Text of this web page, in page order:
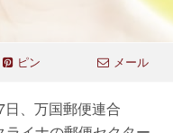
ピン メール
、万国郵便連合